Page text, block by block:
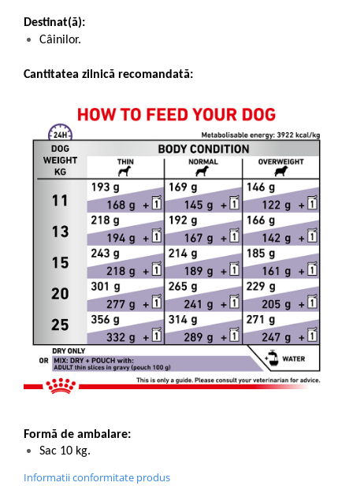
Destinat(ă):
Câinilor.
Cantitatea zilnică recomandată:
Formă de ambalare:
Sac 10 kg.
Informatii conformitate produs